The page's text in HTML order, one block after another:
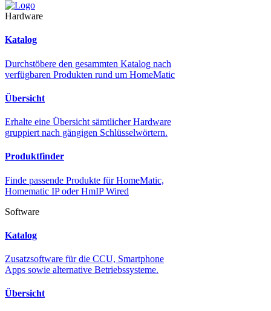
Hardware
Katalog
Durchstöbere den gesammten Katalog nach
verfügbaren Produkten rund um HomeMatic
Übersicht
Erhalte eine Übersicht sämtlicher Hardware
gruppiert nach gängigen Schlüsselwörtern.
Produktfinder
Finde passende Produkte für HomeMatic,
Homematic IP oder HmIP Wired
Software
Katalog
Zusatzsoftware für die CCU, Smartphone
Apps sowie alternative Betriebssysteme.
Übersicht